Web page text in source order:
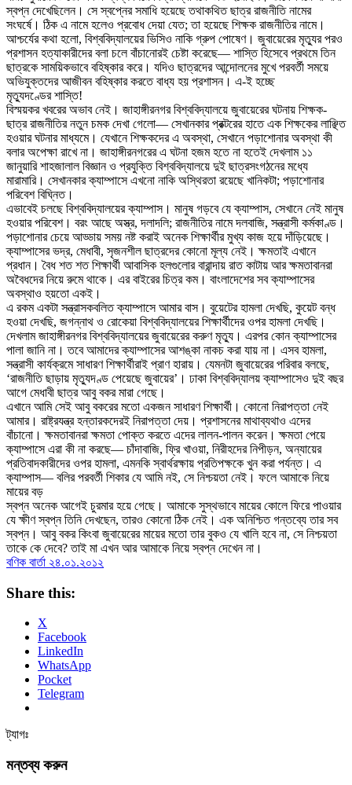
স্বপ্ন দেখেছিলেন। সে স্বপ্নের সমাধি হয়েছে তথাকথিত ছাত্র রাজনীতি নামের
সংঘর্ষে। ঠিক এ নামে হলেও প্রবোধ দেয়া যেত; তা হয়েছে শিক্ষক রাজনীতির নামে।
আশ্চর্যের কথা হলো, বিশ্ববিদ্যালয়ের ভিসিও নাকি গ্রুপ পোষেণ। জুবায়েরের মৃত্যুর পরও
প্রশাসন হত্যাকারীদের বলা চলে বাঁচানোরই চেষ্টা করেছে— শাস্তি হিসেবে প্রথমে তিন
ছাত্রকে সাময়িকভাবে বহিষ্কার করে। যদিও ছাত্রদের আন্দোলনের মুখে পরবর্তী সময়ে
অভিযুক্তদের আজীবন বহিষ্কার করতে বাধ্য হয় প্রশাসন। এ-ই হচ্ছে
মৃত্যুদণ্ডের শাস্তি!
বিস্ময়কর খবরের অভাব নেই। জাহাঙ্গীরনগর বিশ্ববিদ্যালয়ে জুবায়েরের ঘটনায় শিক্ষক-
ছাত্র রাজনীতির নতুন চমক দেখা গেলো— সেখানকার প্রক্টরের হাতে এক শিক্ষকের লাঞ্ছিত
হওয়ার ঘটনার মাধ্যমে। যেখানে শিক্ষকদের এ অবস্থা, সেখানে পড়াশোনার অবস্থা কী
বলার অপেক্ষা রাখে না। জাহাঙ্গীরনগরের এ ঘটনা হজম হতে না হতেই দেখলাম ১১
জানুয়ারি শাহজালাল বিজ্ঞান ও প্রযুক্তি বিশ্ববিদ্যালয়ে দুই ছাত্রসংগঠনের মধ্যে
মারামারি। সেখানকার ক্যাম্পাসে এখনো নাকি অস্থিরতা রয়েছে খানিকটা; পড়াশোনার
পরিবেশ বিঘ্নিত।
এভাবেই চলছে বিশ্ববিদ্যালয়ের ক্যাম্পাস। মানুষ গড়বে যে ক্যাম্পাস, সেখানে নেই মানুষ
হওয়ার পরিবেশ। বরং আছে অস্ত্র, দলাদলি; রাজনীতির নামে দলবাজি, সন্ত্রাসী কর্মকাণ্ড।
পড়াশোনার চেয়ে আড্ডায় সময় নষ্ট করাই অনেক শিক্ষার্থীর মুখ্য কাজ হয়ে দাঁড়িয়েছে।
ক্যাম্পাসের ভদ্র, মেধাবী, সৃজনশীল ছাত্রদের কোনো মূল্য নেই। ক্ষমতাই এখানে
প্রধান। বৈধ শত শত শিক্ষার্থী আবাসিক হলগুলোর বারান্দায় রাত কাটায় আর ক্ষমতাবানরা
অবৈধদের নিয়ে রুমে থাকে। এর বাইরের চিত্র কম। বাংলাদেশের সব ক্যাম্পাসের
অবস্থাও হয়তো একই।
এ রকম একটা সন্ত্রাসকবলিত ক্যাম্পাসে আমার বাস। বুয়েটের হামলা দেখছি, কুয়েট বন্ধ
হওয়া দেখছি, জগন্নাথ ও রোকেয়া বিশ্ববিদ্যালয়ের শিক্ষার্থীদের ওপর হামলা দেখছি।
দেখলাম জাহাঙ্গীরনগর বিশ্ববিদ্যালয়ের জুবায়েরের করুণ মৃত্যু। এরপর কোন ক্যাম্পাসের
পালা জানি না। তবে আমাদের ক্যাম্পাসের আশঙ্কা নাকচ করা যায় না। এসব হামলা,
সন্ত্রাসী কার্যক্রমে সাধারণ শিক্ষার্থীরাই প্রাণ হারায়। যেমনটা জুবায়েরের পরিবার বলছে,
‘রাজনীতি ছাড়ায় মৃত্যুদণ্ড পেয়েছে জুবায়ের’। ঢাকা বিশ্ববিদ্যালয় ক্যাম্পাসেও দুই বছর
আগে মেধাবী ছাত্র আবু বকর মারা গেছে।
এখানে আমি সেই আবু বকরের মতো একজন সাধারণ শিক্ষার্থী। কোনো নিরাপত্তা নেই
আমার। রাষ্ট্রযন্ত্র হন্তারকদেরই নিরাপত্তা দেয়। প্রশাসনের মাথাব্যথাও এদের
বাঁচানো। ক্ষমতাবানরা ক্ষমতা পোক্ত করতে এদের লালন-পালন করেন। ক্ষমতা পেয়ে
ক্যাম্পাসে এরা কী না করছে— চাঁদাবাজি, ফ্রি খাওয়া, নিরীহদের নিপীড়ন, অন্যায়ের
প্রতিবাদকারীদের ওপর হামলা, এমনকি স্বার্থরক্ষায় প্রতিপক্ষকে খুন করা পর্যন্ত। এ
ক্যাম্পাস— বলির পরবর্তী শিকার যে আমি নই, সে নিশ্চয়তা নেই। ফলে আমাকে নিয়ে
মায়ের বড়
স্বপ্ন অনেক আগেই চুরমার হয়ে গেছে। আমাকে সুস্থভাবে মায়ের কোলে ফিরে পাওয়ার
যে ক্ষীণ স্বপ্ন তিনি দেখছেন, তারও কোনো ঠিক নেই। এক অনিশ্চিত গন্তব্যে তার সব
স্বপ্ন। আবু বকর কিংবা জুবায়েরের মায়ের মতো তার বুকও যে খালি হবে না, সে নিশ্চয়তা
তাকে কে দেবে? তাই মা এখন আর আমাকে নিয়ে স্বপ্ন দেখেন না।
বণিক বার্তা ২৪.০১.২০১২
Share this:
X
Facebook
LinkedIn
WhatsApp
Pocket
Telegram
ট্যাগঃ
মন্তব্য করুন